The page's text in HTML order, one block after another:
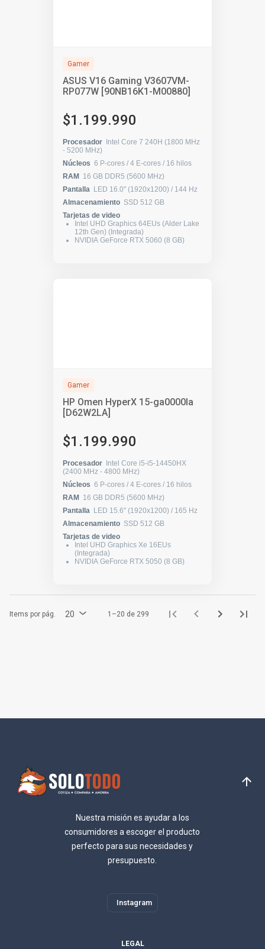
Gamer
ASUS V16 Gaming V3607VM-
RP077W [90NB16K1-M00880]
$1.199.990
Procesador
Intel Core 7 240H (1800 MHz
- 5200 MHz)
Núcleos
6 P-cores / 4 E-cores / 16 hilos
RAM
16 GB DDR5 (5600 MHz)
Pantalla
LED 16.0" (1920x1200) / 144 Hz
Almacenamiento SSD 512 GB
Tarjetas de video
Intel UHD Graphics 64EUs (Alder Lake
12th Gen) (Integrada)
NVIDIA GeForce RTX 5060 (8 GB)
Gamer
HP Omen HyperX 15-ga0000la
[D62W2LA]
$1.199.990
Procesador
Intel Core i5-i5-14450HX
(2400 MHz - 4800 MHz)
Núcleos
6 P-cores / 4 E-cores / 16 hilos
RAM
16 GB DDR5 (5600 MHz)
Pantalla
LED 15.6" (1920x1200) / 165 Hz
Almacenamiento SSD 512 GB
Tarjetas de video
Intel UHD Graphics Xe 16EUs
(Integrada)
NVIDIA GeForce RTX 5050 (8 GB)
Items por pág. 20 1–20 de 299
Nuestra misión es ayudar a los
consumidores a escoger el producto
perfecto para sus necesidades y
presupuesto.
Instagram
LEGAL